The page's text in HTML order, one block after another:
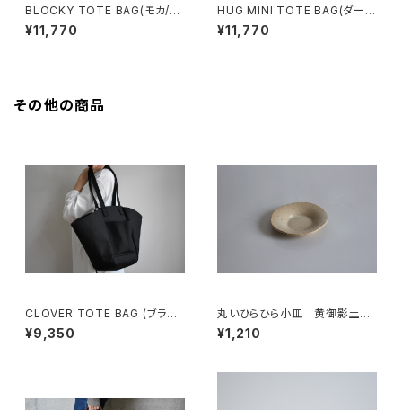
BLOCKY TOTE BAG(モカ/ブ
ラウン)
¥11,770
HUG MINI TOTE BAG(ダーク
グレー)
¥11,770
その他の商品
CLOVER TOTE BAG (ブラッ
ク)
¥9,350
丸いひらひら小皿 黄御影土×
白失透釉
¥1,210